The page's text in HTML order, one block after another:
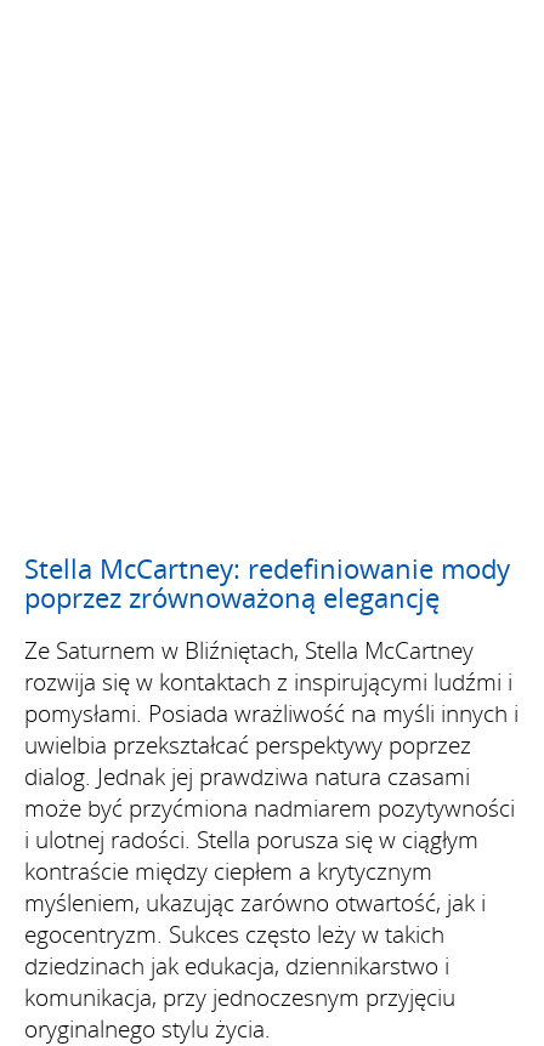
Stella McCartney: redefiniowanie mody
poprzez zrównoważoną elegancję
Ze Saturnem w Bliźniętach, Stella McCartney
rozwija się w kontaktach z inspirującymi ludźmi i
pomysłami. Posiada wrażliwość na myśli innych i
uwielbia przekształcać perspektywy poprzez
dialog. Jednak jej prawdziwa natura czasami
może być przyćmiona nadmiarem pozytywności
i ulotnej radości. Stella porusza się w ciągłym
kontraście między ciepłem a krytycznym
myśleniem, ukazując zarówno otwartość, jak i
egocentryzm. Sukces często leży w takich
dziedzinach jak edukacja, dziennikarstwo i
komunikacja, przy jednoczesnym przyjęciu
oryginalnego stylu życia.